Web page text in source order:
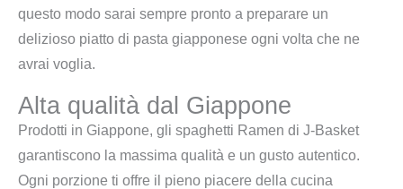
questo modo sarai sempre pronto a preparare un
delizioso piatto di pasta giapponese ogni volta che ne
avrai voglia.
Alta qualità dal Giappone
Prodotti in Giappone, gli spaghetti Ramen di J-Basket
garantiscono la massima qualità e un gusto autentico.
Ogni porzione ti offre il pieno piacere della cucina